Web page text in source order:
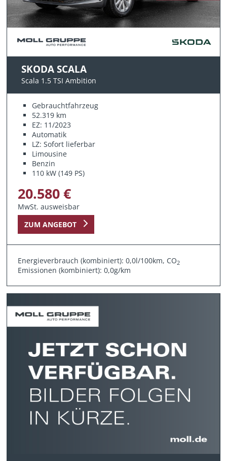
SKODA SCALA
Scala 1.5 TSI Ambition
Gebrauchtfahrzeug
52.319 km
EZ: 11/2023
Automatik
LZ: Sofort lieferbar
Limousine
Benzin
110 kW (149 PS)
20.580 €
MwSt. ausweisbar
ZUM ANGEBOT
Energieverbrauch (kombiniert): 0,0l/100km, CO2
Emissionen (kombiniert): 0,0g/km